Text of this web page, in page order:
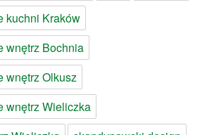
kuchni Kraków
wnętrz Bochnia
wnętrz Olkusz
wnętrz Wieliczka